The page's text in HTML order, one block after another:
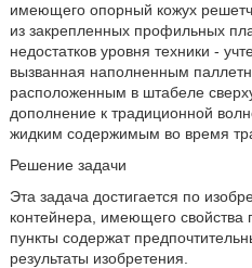
имеющего опорный кожух
из закрепленных профильных
недостатков уровня техники -
вызванная наполненным
расположенным в штабеле
дополнение к традиционной
жидким содержимым во время
Решение задачи
Эта задача достигается по
контейнера, имеющего свойства
пункты содержат
результаты изобретения.